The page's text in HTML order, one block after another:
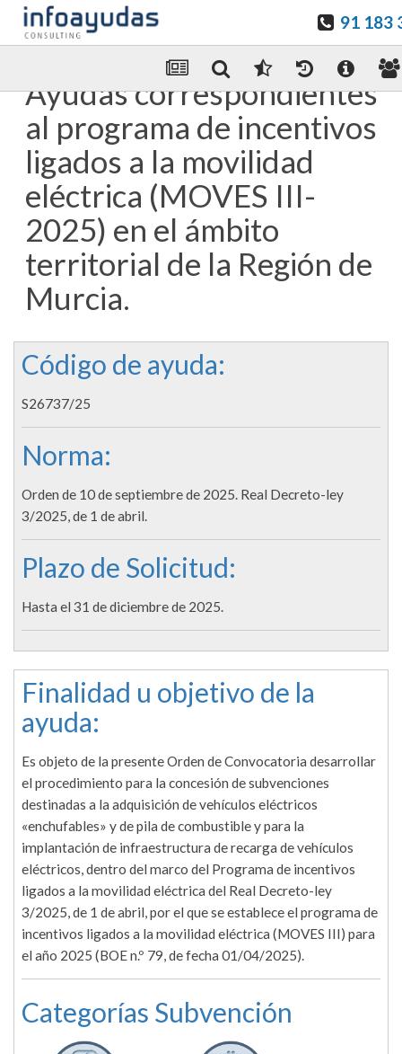
91 183
Enviar Por email
Ayudas correspondientes
al programa de incentivos
ligados a la movilidad
eléctrica (MOVES III-
2025) en el ámbito
territorial de la Región de
Murcia.
Código de ayuda:
S26737/25
Norma:
Orden de 10 de septiembre de 2025. Real Decreto-ley
3/2025, de 1 de abril.
Plazo de Solicitud:
Hasta el 31 de diciembre de 2025.
Finalidad u objetivo de la
ayuda:
Es objeto de la presente Orden de Convocatoria desarrollar
el procedimiento para la concesión de subvenciones
destinadas a la adquisición de vehículos eléctricos
«enchufables» y de pila de combustible y para la
implantación de infraestructura de recarga de vehículos
eléctricos, dentro del marco del Programa de incentivos
ligados a la movilidad eléctrica del Real Decreto-ley
3/2025, de 1 de abril, por el que se establece el programa de
incentivos ligados a la movilidad eléctrica (MOVES III) para
el año 2025 (BOE n.º 79, de fecha 01/04/2025).
Categorías Subvención